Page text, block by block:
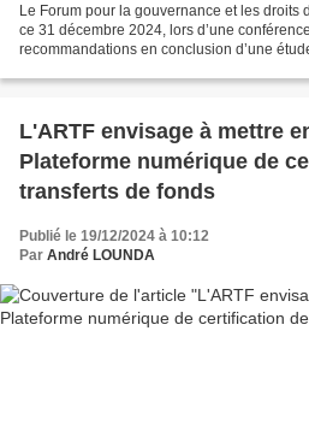
Le Forum pour la gouvernance et les droits
ce 31 décembre 2024, lors d’une
recommandations en conclusion d’une
L'ARTF envisage à mettre
Plateforme numérique de
transferts de fonds
Publié le 19/12/2024 à 10:12
Par André LOUNDA